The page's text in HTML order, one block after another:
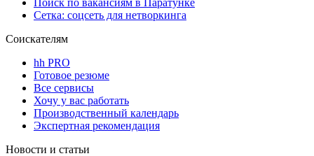
Сетка: соцсеть для нетворкинга
Соискателям
hh PRO
Готовое резюме
Все сервисы
Хочу у вас работать
Производственный календарь
Экспертная рекомендация
Новости и статьи